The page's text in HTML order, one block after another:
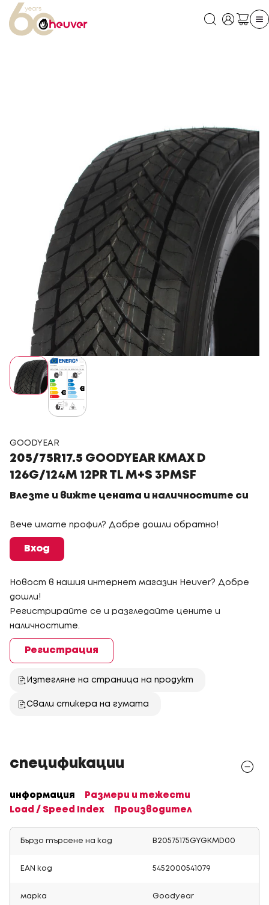
GOODYEAR
205/75R17.5 GOODYEAR KMAX D
126G/124M 12PR TL M+S 3PMSF
Влезте и вижте цената и наличностите си
Вече имате профил? Добре дошли обратно!
Вход
Новост в нашия интернет магазин Heuver? Добре
дошли!
Регистрирайте се и разгледайте цените и
наличностите.
Регистрация
Изтегляне на страница на продукт
Свали стикера на гумата
спецификации
информация
Размери и тежести
Load / Speed Index
Производител
Бързо търсене на код B20575175GYGKMD00
EAN код 5452000541079
марка Goodyear